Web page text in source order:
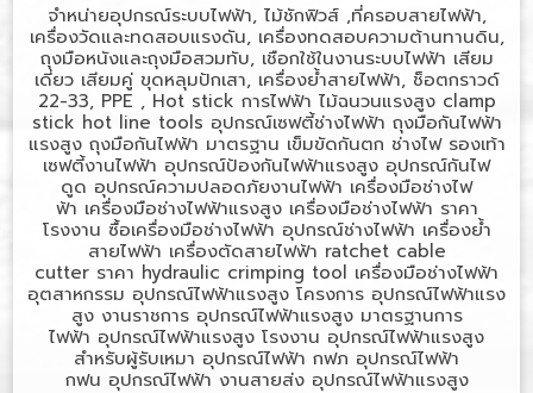
จำหน่ายอุปกรณ์ระบบไฟฟ้า, ไม้ชักฟิวส์ ,ที่ครอบสายไฟฟ้า,
เครื่องวัดและทดสอบแรงดัน, เครื่องทดสอบความต้านทานดิน,
ถุงมือหนังและถุงมือสวมทับ, เชือกใช้ในงานระบบไฟฟ้า เสียม
เดี่ยว เสียมคู่ ขุดหลุมปักเสา, เครื่องย้ำสายไฟฟ้า, ช็อตกราวด์
22-33, PPE , Hot stick การไฟฟ้า ไม้ฉนวนแรงสูงclamp
stick hot line tools อุปกรณ์เซฟตี้ช่างไฟฟ้า ถุงมือกันไฟฟ้า
แรงสูง ถุงมือกันไฟฟ้า มาตรฐาน เข็มขัดกันตก ช่างไฟ รองเท้า
เซฟตี้งานไฟฟ้า อุปกรณ์ป้องกันไฟฟ้าแรงสูง อุปกรณ์กันไฟ
ดูด อุปกรณ์ความปลอดภัยงานไฟฟ้า เครื่องมือช่างไฟ
ฟ้า เครื่องมือช่างไฟฟ้าแรงสูง เครื่องมือช่างไฟฟ้า ราคา
โรงงาน ซื้อเครื่องมือช่างไฟฟ้า อุปกรณ์ช่างไฟฟ้า เครื่องย้ำ
สายไฟฟ้า เครื่องตัดสายไฟฟ้า ratchet cable
cutter ราคา hydraulic crimping tool เครื่องมือช่างไฟฟ้า
อุตสาหกรรม อุปกรณ์ไฟฟ้าแรงสูง โครงการ อุปกรณ์ไฟฟ้าแรง
สูง งานราชการ อุปกรณ์ไฟฟ้าแรงสูง มาตรฐานการ
ไฟฟ้า อุปกรณ์ไฟฟ้าแรงสูง โรงงาน อุปกรณ์ไฟฟ้าแรงสูง
สำหรับผู้รับเหมา อุปกรณ์ไฟฟ้า กฟภ อุปกรณ์ไฟฟ้า
กฟน อุปกรณ์ไฟฟ้า งานสายส่ง อุปกรณ์ไฟฟ้าแรงสูง